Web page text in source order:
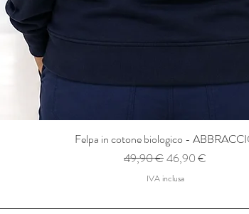
Felpa in cotone biologico -
Prezzo regolare
49,90 €Prezzo scontato
46,90 €
IVA inclusa